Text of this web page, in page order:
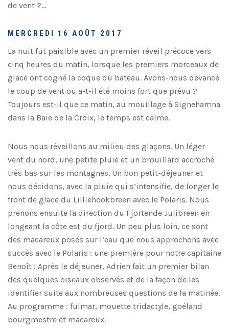
de vent ?…
MERCREDI 16 AOÛT 2017
La nuit fut paisible avec un premier réveil précoce vers
cinq heures du matin, lorsque les premiers morceaux de
glace ont cogné la coque du bateau. Avons-nous devancé
le coup de vent ou a-t-il été moins fort que prévu ?
Toujours est-il que ce matin, au mouillage à Signehamna
dans la Baie de la Croix, le temps est calme.
Nous nous réveillons au milieu des glaçons. Un léger
vent du nord, une petite pluie et un brouillard accroché
très bas sur les montagnes. Un bon petit-déjeuner et
nous décidons, avec la pluie qui s’intensifie, de longer le
front de glace du Lilliehöökbreen avec le Polaris. Nous
prenons ensuite la direction du Fjortende Julibreen en
longeant la côte est du fjord. Un peu plus loin, ce sont
des macareux posés sur l’eau que nous approchons avec
succès avec le Polaris : une première pour notre capitaine
Benoît ! Après le déjeuner, Adrien fait un premier bilan
des quelques oiseaux observés et de la façon de les
identifier suite aux nombreuses questions de la matinée.
Au programme : fulmar, mouette tridactyle, goéland
bourgmestre et macareux.